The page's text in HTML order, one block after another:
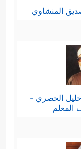
المنشاوي
الحصري -
المعلم